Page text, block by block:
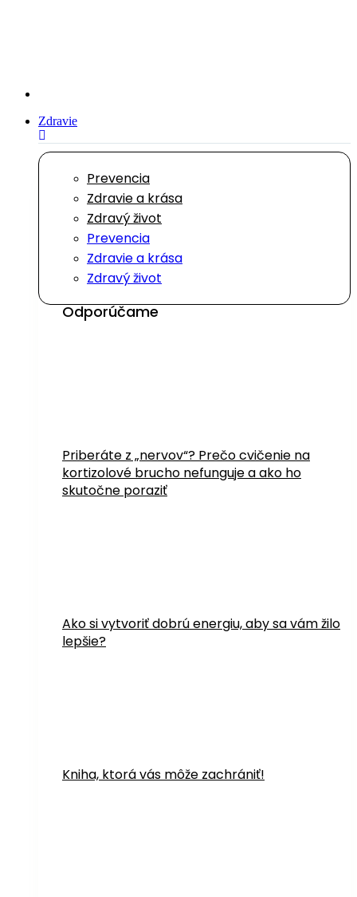
Zdravie
Prevencia
Zdravie a krása
Zdravý život
Prevencia
Zdravie a krása
Zdravý život
Odporúčame
Priberáte z „nervov“? Prečo cvičenie na
kortizolové brucho nefunguje a ako ho
skutočne poraziť
Ako si vytvoriť dobrú energiu, aby sa vám žilo
lepšie?
Kniha, ktorá vás môže zachrániť!